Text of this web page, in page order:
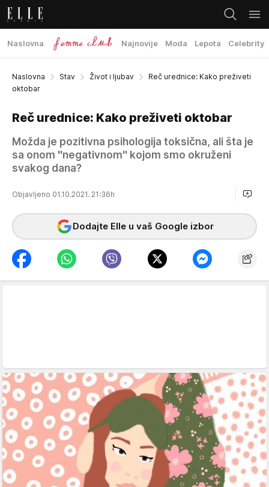
Naslovna Najnovije Moda Lepota Celebrity
Naslovna Stav Život i ljubav
Reč urednice: Kako preživeti
oktobar
Reč urednice: Kako preživeti oktobar
Možda je pozitivna psihologija toksična, ali šta je
sa onom ''negativnom'' kojom smo okruženi
svakog dana?
Objavljeno 01.10.2021. 21:36h
Dodajte Elle u vaš Google izbor